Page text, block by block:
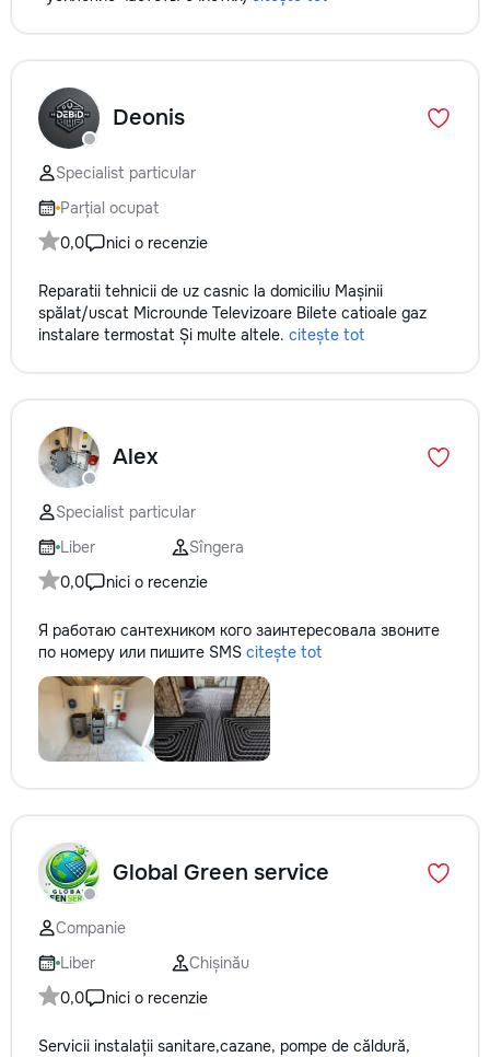
Deonis
Specialist particular
Parțial ocupat
0,0
nici o recenzie
Reparatii tehnicii de uz casnic la domiciliu Mașinii
spălat/uscat Microunde Televizoare Bilete catioale gaz
instalare termostat Și multe altele. citește tot
Alex
Specialist particular
Liber
Sîngera
0,0
nici o recenzie
Я работаю сантехником кого заинтересовала звоните
по номеру или пишите SMS citește tot
Global Green service
Companie
Liber
Chișinău
0,0
nici o recenzie
Servicii instalații sanitare,cazane, pompe de căldură,